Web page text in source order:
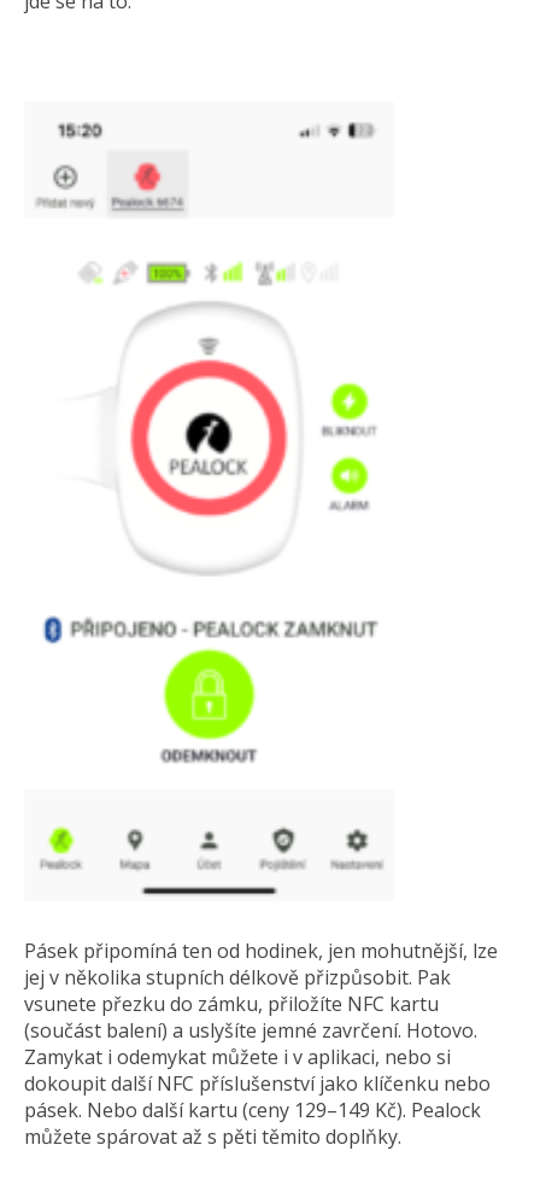
Pásek připomíná ten od hodinek, jen mohutnější, lze
jej v několika stupních délkově přizpůsobit. Pak
vsunete přezku do zámku, přiložíte NFC kartu
(součást balení) a uslyšíte jemné zavrčení. Hotovo.
Zamykat i odemykat můžete i v aplikaci, nebo si
dokoupit další NFC příslušenství jako klíčenku nebo
pásek. Nebo další kartu (ceny 129–149 Kč). Pealock
můžete spárovat až s pěti těmito doplňky.